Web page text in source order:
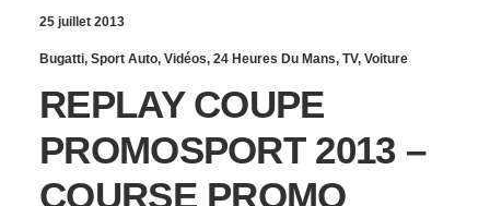
25 juillet 2013
Bugatti, Sport Auto, Vidéos, 24 Heures Du Mans, TV, Voiture
REPLAY COUPE
PROMOSPORT 2013 –
COURSE PROMO